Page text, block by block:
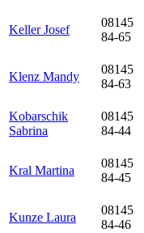
Keller Josef
08145
84-65
Klenz Mandy
08145
84-63
Kobarschik
Sabrina
08145
84-44
Kral Martina
08145
84-45
Kunze Laura
08145
84-46